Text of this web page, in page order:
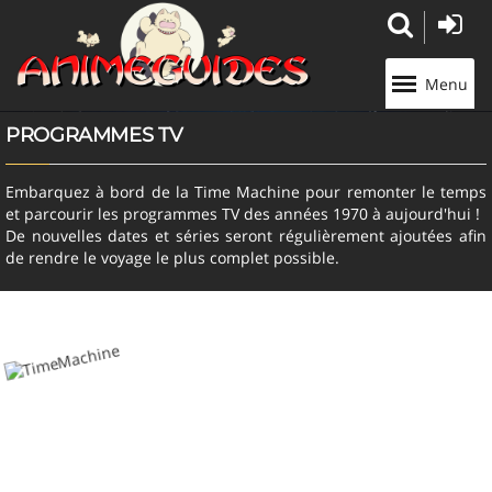
Menu
PROGRAMMES TV
Embarquez à bord de la Time Machine pour remonter le temps
et parcourir les programmes TV des années 1970 à aujourd'hui !
De nouvelles dates et séries seront régulièrement ajoutées afin
de rendre le voyage le plus complet possible.
Panneau de gestion des cookies